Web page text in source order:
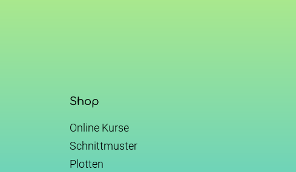
Shop
Online Kurse
Schnittmuster
Plotten